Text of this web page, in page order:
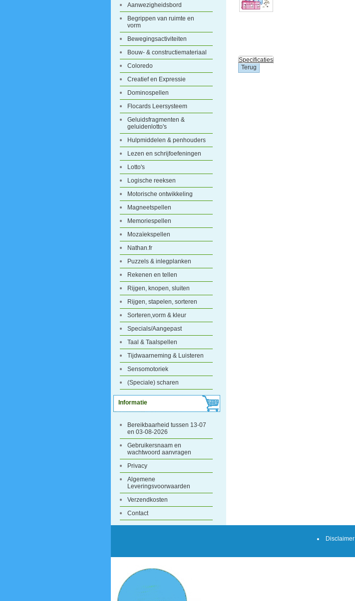
Aanwezigheidsbord
Begrippen van ruimte en
vorm
Bewegingsactiviteiten
Bouw- & constructiemateriaal
Coloredo
Creatief en Expressie
Dominospellen
Flocards Leersysteem
Geluidsfragmenten &
geluidenlotto's
Hulpmiddelen & penhouders
Lezen en schrijfoefeningen
Lotto's
Logische reeksen
Motorische ontwikkeling
Magneetspellen
Memoriespellen
Mozaïekspellen
Nathan.fr
Puzzels & inlegplanken
Rekenen en tellen
Rijgen, knopen, sluiten
Rijgen, stapelen, sorteren
Sorteren,vorm & kleur
Specials/Aangepast
Taal & Taalspellen
Tijdwaarneming & Luisteren
Sensomotoriek
(Speciale) scharen
Informatie
Bereikbaarheid tussen 13-07
en 03-08-2026
Gebruikersnaam en
wachtwoord aanvragen
Privacy
Algemene
Leveringsvoorwaarden
Verzendkosten
Contact
Specificaties
Disclaimer